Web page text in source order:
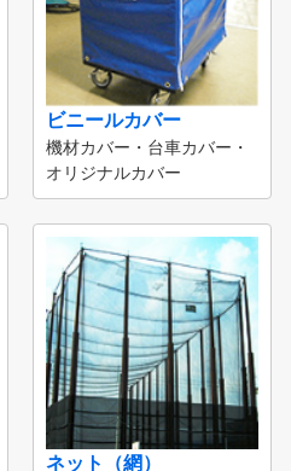
ビニールカバー
機材カバー・台車カバー・
オリジナルカバー
ネット（網）